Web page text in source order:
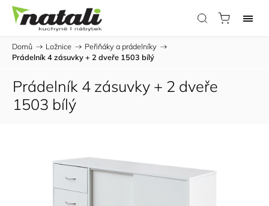
Domů / Ložnice / Peřiňáky a prádelníky /
Prádelník 4 zásuvky + 2 dveře 1503 bílý
Prádelník 4 zásuvky + 2 dveře
1503 bílý